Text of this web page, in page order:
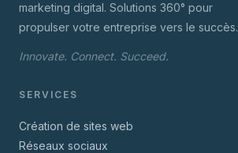
marketing digital. Solutions 360° pour
propulser votre entreprise vers le succès.
Innovate. Connect. Succeed.
SERVICES
Création de sites web
Réseaux sociaux